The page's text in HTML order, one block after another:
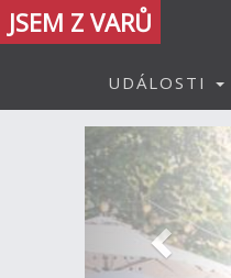
JSEM Z VARŮ
UDÁLOSTI